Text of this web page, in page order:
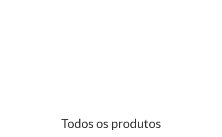
Todos os produtos